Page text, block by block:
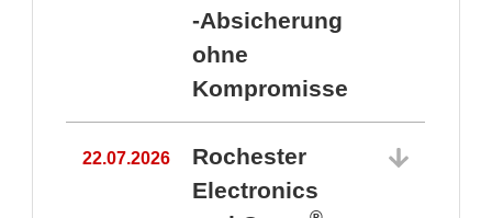
-Absicherung
ohne
Kompromisse
22.07.2026
Rochester
Electronics